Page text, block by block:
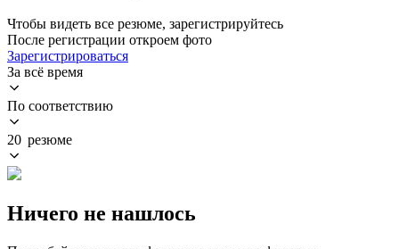
Чтобы видеть все резюме, зарегистрируйтесь
После регистрации откроем фото
Зарегистрироваться
За всё время
По соответствию
20 резюме
Ничего не нашлось